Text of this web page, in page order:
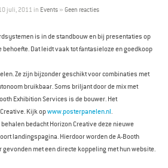
juli, 2011 in Events » Geen reacties
is in de standbouw en bij presentaties op
Dat leidt vaak tot fantasieloze en goedkoop
Ze zijn bijzonder geschikt voor combinaties met
bruikbaar. Soms briljant door de mix met
Exhibition Services is de bouwer. Het
Kijk opwww.posterpanelen.nl
bedacht Horizon Creative deze nieuwe
landingspagina. Hierdoor worden de A-Booth
met een directe koppeling met hun website.